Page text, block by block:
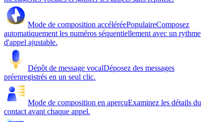
Mode de composition accéléréePopulaireComposez
automatiquement les numéros séquentiellement avec un rythme
d'appel ajustable.
Dépôt de message vocalDéposez des messages
préenregistrés en un seul clic.
Mode de composition en aperçuExaminez les détails du
contact avant chaque appel.